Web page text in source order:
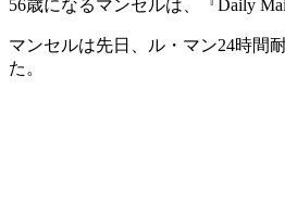
56歳になるマンセルは、『Daily
マンセルは先日、ル・マン24時間
た。